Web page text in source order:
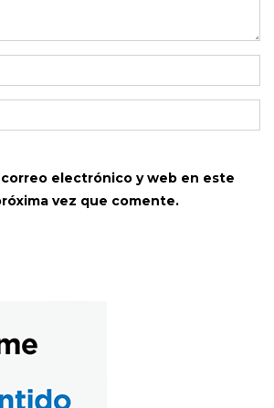
correo electrónico y web en este
vez que comente.